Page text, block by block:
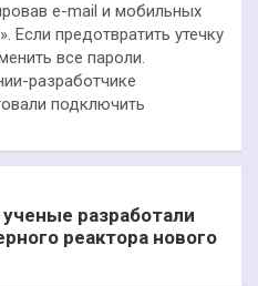
e-mail и мобильных
Если предотвратить утечку
все пароли.
разработчике
подключить
разработали
реактора нового